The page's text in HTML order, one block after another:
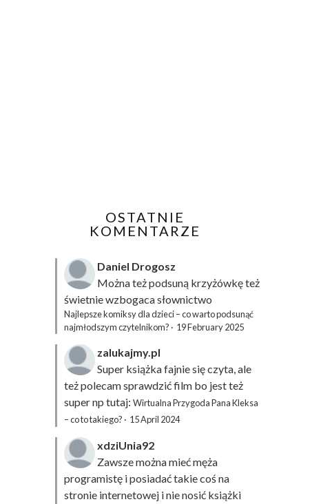
OSTATNIE
KOMENTARZE
Daniel Drogosz
Można też podsuną krzyżówkęteż
świetnie wzbogaca słownictwo
Najlepsze komiksy dla dzieci – co warto podsunąć
najmłodszym czytelnikom? · 19 February 2025
zalukajmy.pl
Super książka fajnie się czyta, ale
też polecam sprawdzić film bo jest też
super np tutaj: Wirtualna Przygoda Pana Kleksa
– co to takiego? · 15 April 2024
xdziUnia92
Zawsze można mieć męża
programistę i posiadać takie coś na
stronie internetowej i nie nosić książki